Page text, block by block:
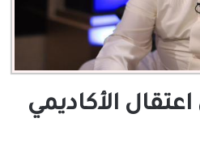
اعتقال الأكاديمي